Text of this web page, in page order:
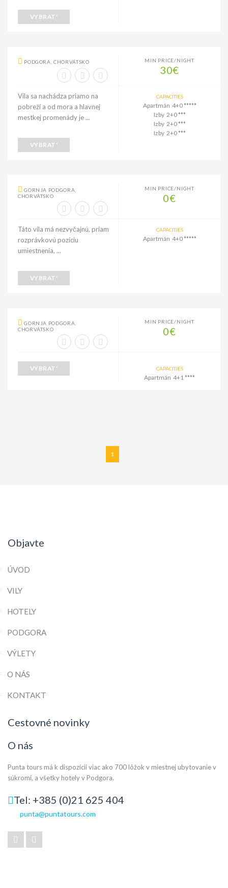
VYBRAT'
PODGORA, CHORVÁTSKO MIN PRICE/NIGHT
30€
Vila sa nachádza priamo na
pobreží a od mora a hlavnej
mestkej promenády je ...
VYBRAT'
CAPACITIES
Apartmán 4+0 *****
Izby 2+0 ***
Izby 2+0 ***
Izby 2+0 ***
GORNJA PODGORA,
CHORVÁTSKO
MIN PRICE/NIGHT
0€
Táto vila má nezvyčajnú, priam
rozprávkovú pozíciu
umiestnenia, ...
VYBRAT'
CAPACITIES
Apartmán 4+0 *****
GORNJA PODGORA,
CHORVÁTSKO
MIN PRICE/NIGHT
0€
VYBRAT' CAPACITIES
Apartmán 4+1 ****
1
Objavte
ÚVOD
VILY
HOTELY
PODGORA
VÝLETY
O NÁS
KONTAKT
Cestovné novinky
O nás
Punta tours má k dispozícii viac ako 700 lôžok v miestnej ubytovanie v
súkromí, a všetky hotely v Podgora.
Tel: +385 (0)21 625 404
punta@puntatours.com